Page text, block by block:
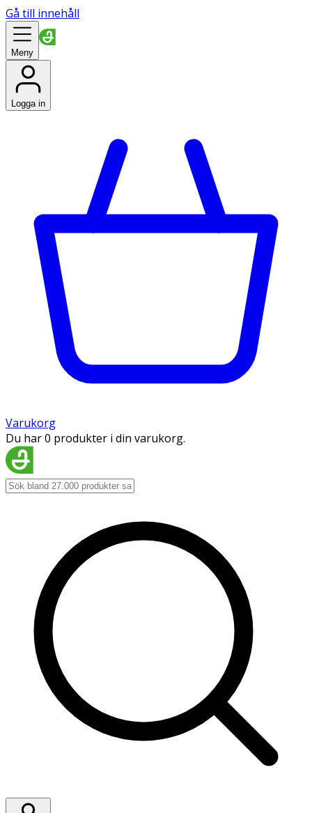
Gå till innehåll
Meny
Logga in
Varukorg
Du har 0 produkter i din varukorg.